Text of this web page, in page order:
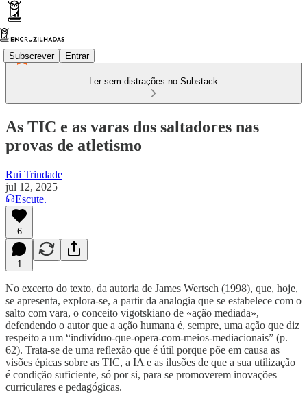
Subscrever Entrar
Ler sem distrações no Substack
As TIC e as varas dos saltadores nas
provas de atletismo
Rui Trindade
jul 12, 2025
Escute.
6
1
No excerto do texto, da autoria de James Wertsch (1998), que, hoje,
se apresenta, explora-se, a partir da analogia que se estabelece com o
salto com vara, o conceito vigotskiano de «ação mediada»,
defendendo o autor que a ação humana é, sempre, uma ação que diz
respeito a um “indivíduo-que-opera-com-meios-mediacionais” (p.
62). Trata-se de uma reflexão que é útil porque põe em causa as
visões épicas sobre as TIC, a IA e as ilusões de que a sua utilização
é condição suficiente, só por si, para se promoverem inovações
curriculares e pedagógicas.